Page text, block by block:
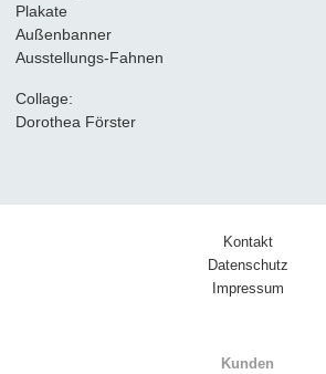
Plakate
Außenbanner
Ausstellungs-Fahnen
Collage:
Dorothea Förster
Kontakt
Datenschutz
Impressum
Kunden